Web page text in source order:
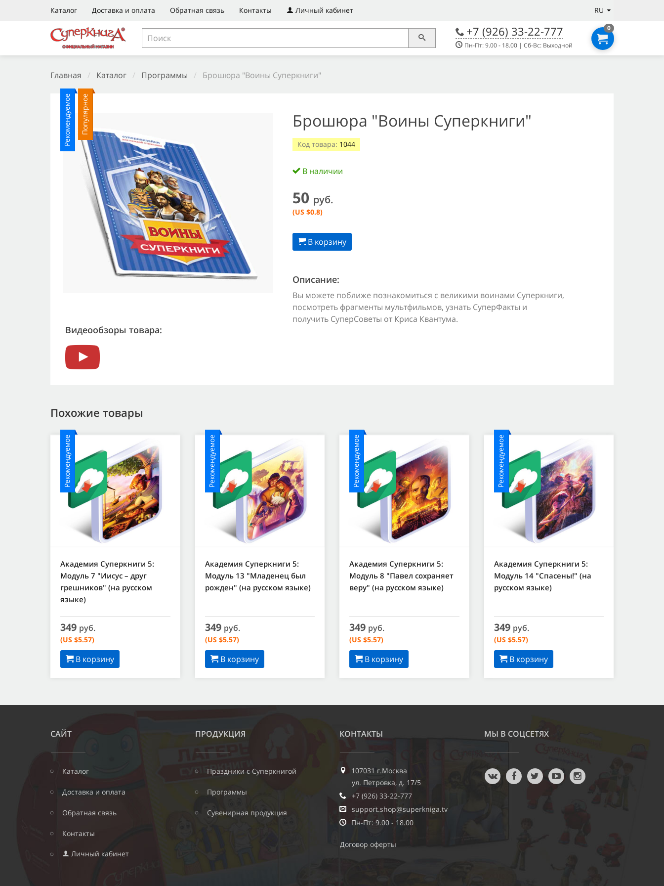
Каталог Доставка и оплата Обратная связь Контакты Личный кабинет RU
+7 (926) 33-22-777
Пн-Пт: 9.00 - 18.00 | Сб-Вс: Выходной
0
Главная / Каталог / Программы / Брошюра "Воины Суперкниги"
Рекомендуемое Популярное
Видеообзоры товара:
Брошюра "Воины Суперкниги"
Код товара: 1044
В наличии
50 руб.
(US $0.8)
В корзину
Описание:
Вы можете поближе познакомиться с великими воинами Суперкниги,
посмотреть фрагменты мультфильмов, узнать СуперФакты и
получить СуперСоветы от Криса Квантума.
Похожие товары
Рекомендуемое
Академия Суперкниги 5:
Модуль 7 "Иисус – друг
грешников" (на русском
языке)
349 руб.
(US $5.57)
В корзину
Рекомендуемое
Академия Суперкниги 5:
Модуль 13 "Младенец был
рожден" (на русском языке)
349 руб.
(US $5.57)
В корзину
Рекомендуемое
Академия Суперкниги 5:
Модуль 8 "Павел сохраняет
веру" (на русском языке)
349 руб.
(US $5.57)
В корзину
Рекомендуемое
Академия Суперкниги 5:
Модуль 14 "Спасены!" (на
русском языке)
349 руб.
(US $5.57)
В корзину
САЙТ
Каталог
Доставка и оплата
Обратная связь
Контакты
Личный кабинет
ПРОДУКЦИЯ
Праздники с Суперкнигой
Программы
Сувенирная продукция
КОНТАКТЫ
107031 г.Москва
ул. Петровка, д. 17/5
+7 (926) 33-22-777
support.shop@superkniga.tv
Пн-Пт: 9.00 - 18.00
Договор оферты
МЫ В СОЦСЕТЯХ